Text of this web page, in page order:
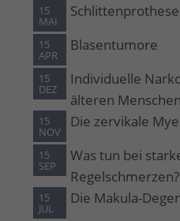
15
MAI
Schlittenprothese
15
APR
Blasentumore
15
DEZ
Individuelle
älteren Menschen
15
NOV
Die zervikale
15
SEP
Was tun bei
Regelschmerzen?
15
JUL
Die Makula-